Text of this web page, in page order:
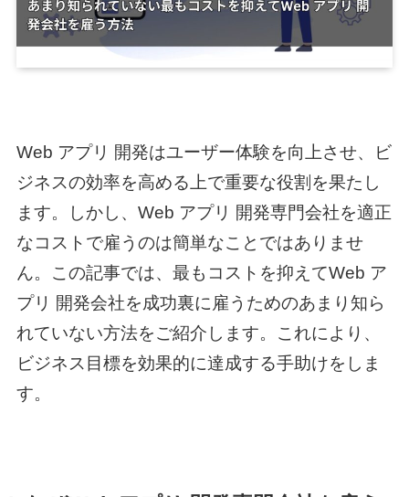
Web アプリ 開発はユーザー体験を向上させ、ビ
ジネスの効率を高める上で重要な役割を果たし
ます。しかし、 Web アプリ 開発専門会社を適正
なコストで雇うのは簡単なことではありませ
ん。この記事では、最もコストを抑えてWeb ア
プリ 開発会社を成功裏に雇うためのあまり知ら
れていない方法をご紹介します。これにより、
ビジネス目標を効果的に達成する手助けをしま
す。